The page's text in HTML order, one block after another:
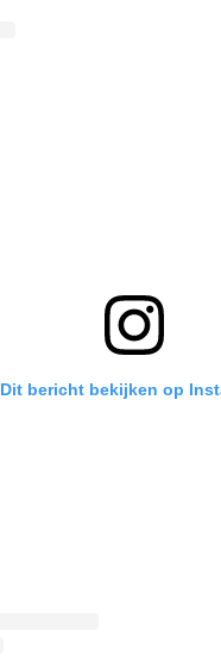
Dit bericht bekijken op